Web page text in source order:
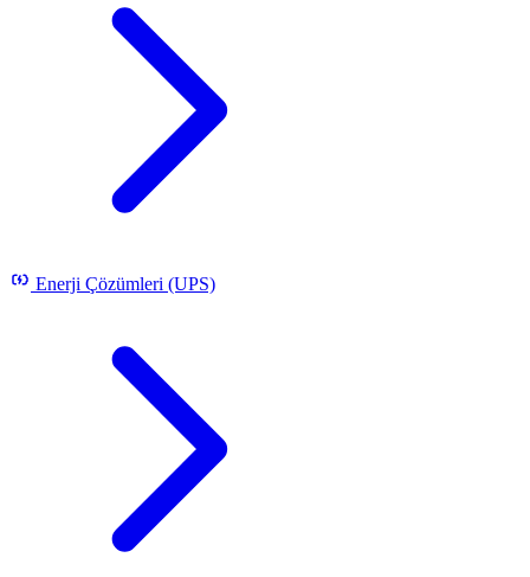
Enerji Çözümleri (UPS)